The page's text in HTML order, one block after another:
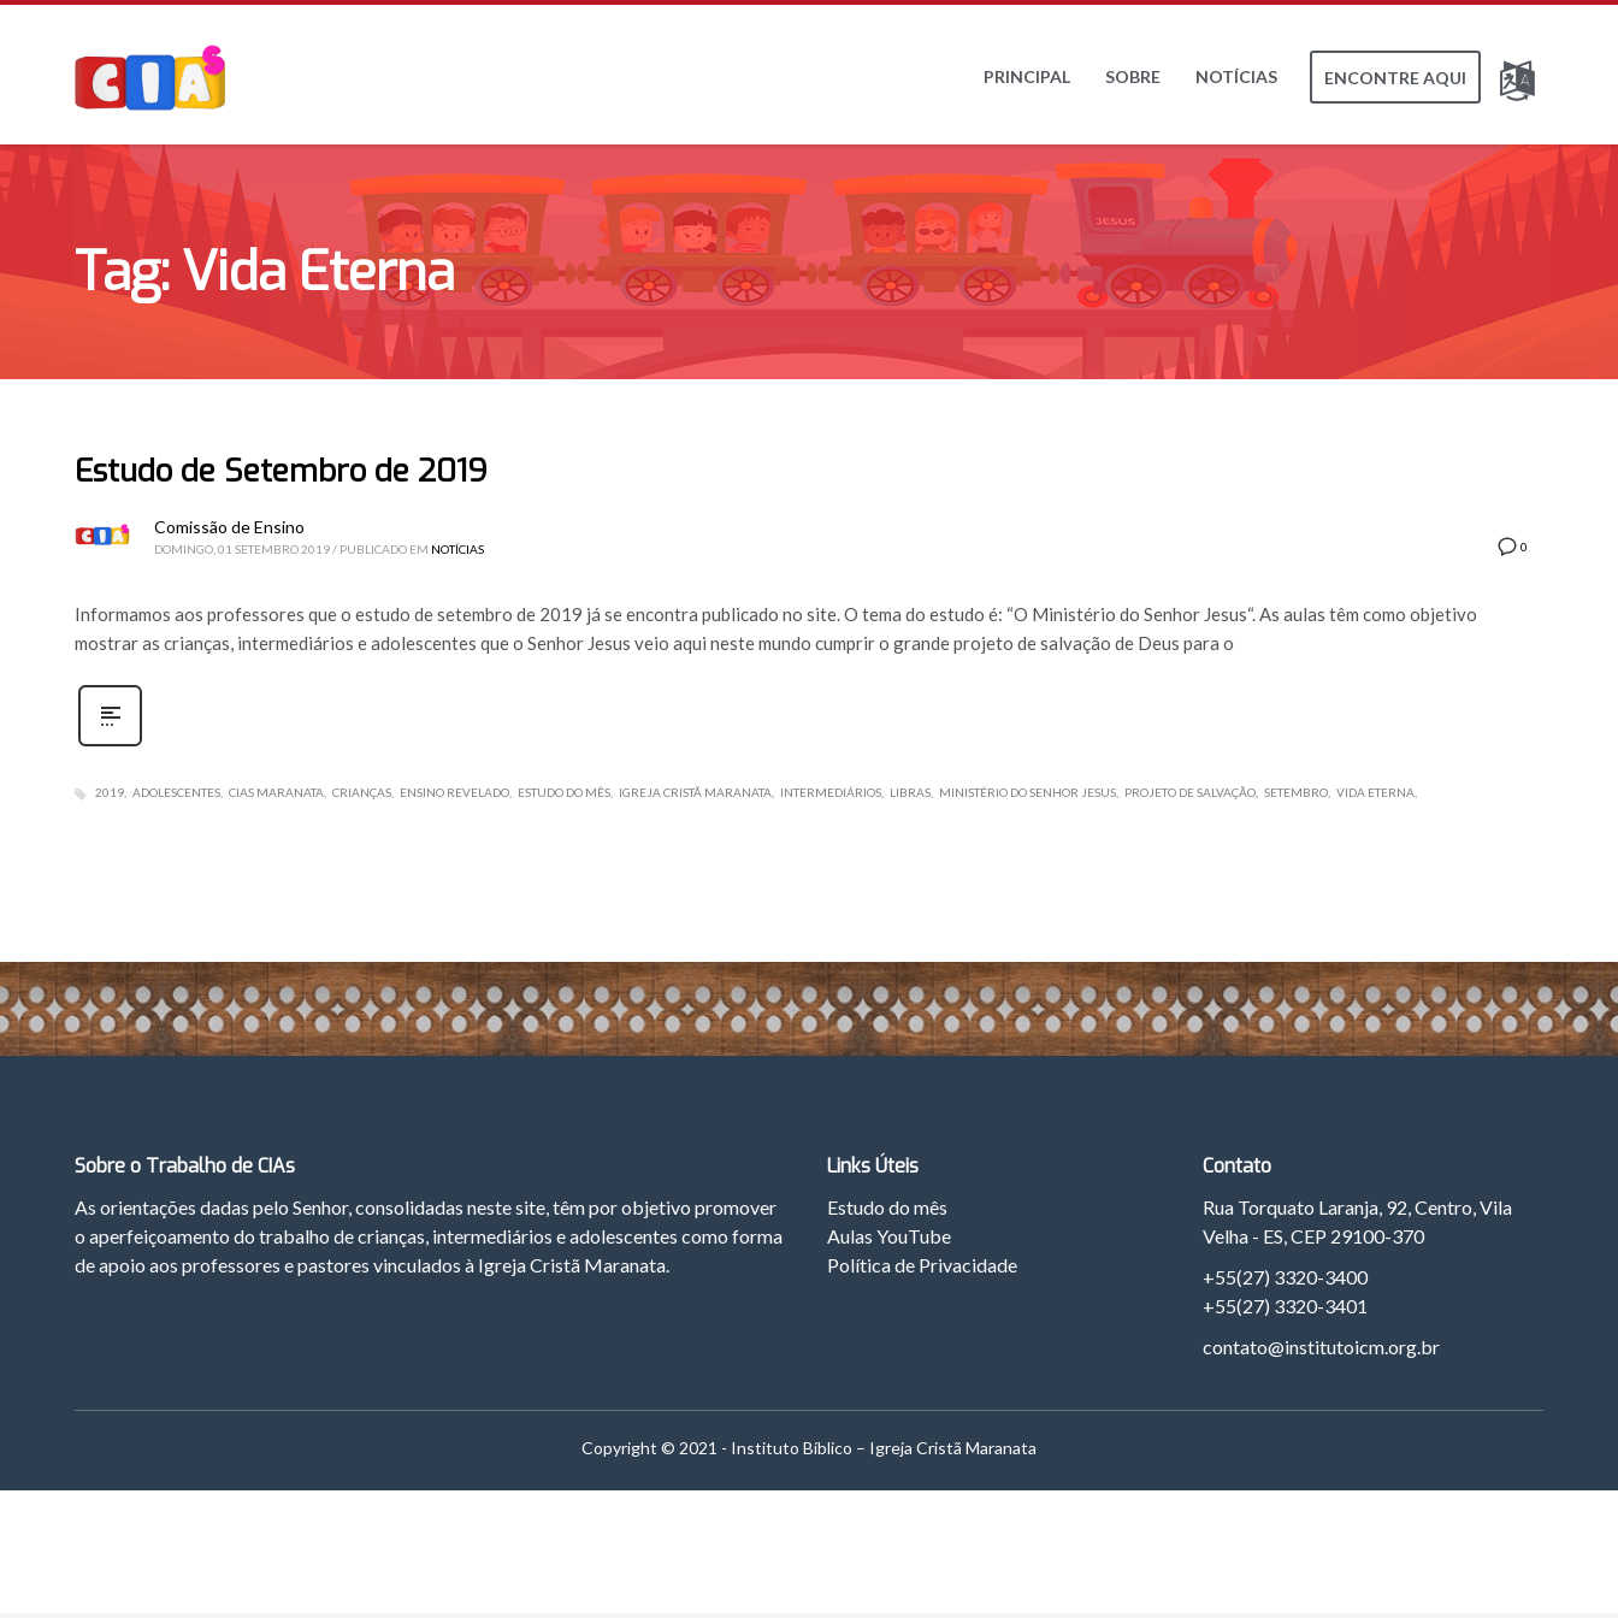
PRINCIPAL SOBRE NOTÍCIAS ENCONTRE AQUI
Tag: Vida Eterna
Estudo de Setembro de 2019
0
Comissão de Ensino
DOMINGO, 01 SETEMBRO 2019 / PUBLICADO EM NOTÍCIAS
Informamos aos professores que o estudo de setembro de 2019 já se encontra publicado no site. O tema do estudo é: “O Ministério do Senhor Jesus“. As aulas têm como objetivo
mostrar as crianças, intermediários e adolescentes que o Senhor Jesus veio aqui neste mundo cumprir o grande projeto de salvação de Deus para o
2019 ADOLESCENTES CIAS MARANATA CRIANÇAS ENSINO REVELADO ESTUDO DO MÊS IGREJA CRISTÃ MARANATA INTERMEDIÁRIOS LIBRAS MINISTÉRIO DO SENHOR JESUS PROJETO DE SALVAÇÃO SETEMBRO VIDA ETERNA
Sobre o Trabalho de CIAs
As orientações dadas pelo Senhor, consolidadas neste site, têm por objetivo promover
o aperfeiçoamento do trabalho de crianças, intermediários e adolescentes como forma
de apoio aos professores e pastores vinculados à Igreja Cristã Maranata.
Links Úteis
Estudo do mês
Aulas YouTube
Política de Privacidade
Contato
Rua Torquato Laranja, 92, Centro, Vila
Velha - ES, CEP 29100-370
+55(27) 3320-3400
+55(27) 3320-3401
contato@institutoicm.org.br
Copyright © 2021 - Instituto Bíblico – Igreja Cristã Maranata